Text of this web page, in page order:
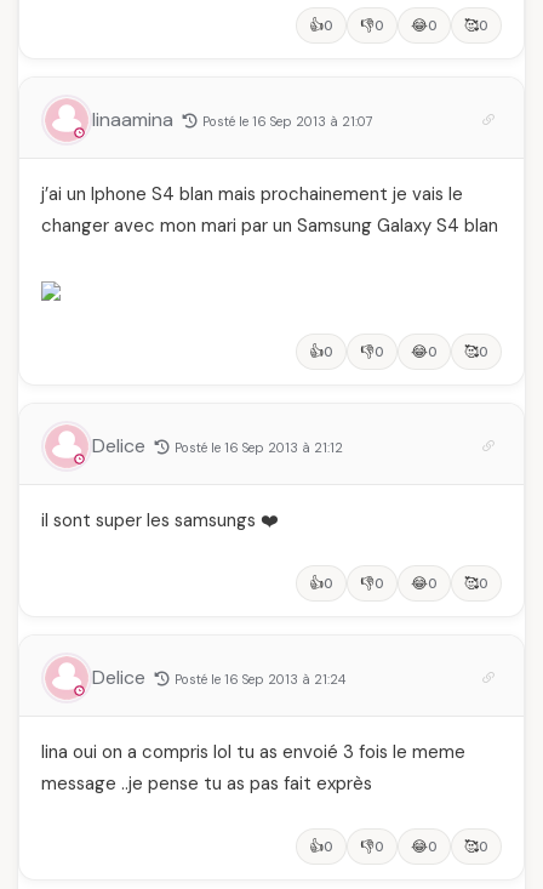
👍0 👎0 😂0 🥰0
linaamina Posté le 16 Sep 2013 à 21:07
j’ai un Iphone S4 blan mais prochainement je vais le
changer avec mon mari par un Samsung Galaxy S4 blan
👍0 👎0 😂0 🥰0
Delice Posté le 16 Sep 2013 à 21:12
il sont super les samsungs ❤️
👍0 👎0 😂0 🥰0
Delice Posté le 16 Sep 2013 à 21:24
lina oui on a compris lol tu as envoié 3 fois le meme
message ..je pense tu as pas fait exprès
👍0 👎0 😂0 🥰0